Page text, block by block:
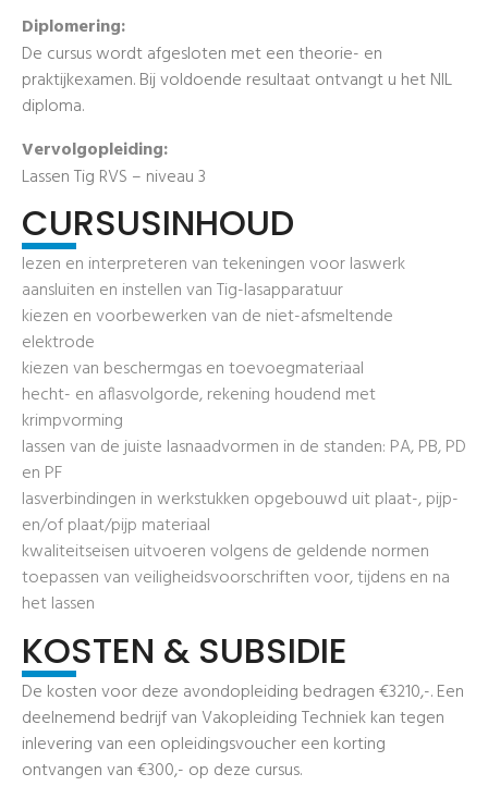
Diplomering:
De cursus wordt afgesloten met een theorie- en
praktijkexamen. Bij voldoende resultaat ontvangt u het NIL
diploma.
Vervolgopleiding:
Lassen Tig RVS – niveau 3
CURSUSINHOUD
lezen en interpreteren van tekeningen voor laswerk
aansluiten en instellen van Tig-lasapparatuur
kiezen en voorbewerken van de niet-afsmeltende
elektrode
kiezen van beschermgas en toevoegmateriaal
hecht- en aflasvolgorde, rekening houdend met
krimpvorming
lassen van de juiste lasnaadvormen in de standen: PA, PB, PD
en PF
lasverbindingen in werkstukken opgebouwd uit plaat-, pijp-
en/of plaat/pijp materiaal
kwaliteitseisen uitvoeren volgens de geldende normen
toepassen van veiligheidsvoorschriften voor, tijdens en na
het lassen
KOSTEN & SUBSIDIE
De kosten voor deze avondopleiding bedragen €3210,-. Een
deelnemend bedrijf van Vakopleiding Techniek kan tegen
inlevering van een opleidingsvoucher een korting
ontvangen van €300,- op deze cursus.